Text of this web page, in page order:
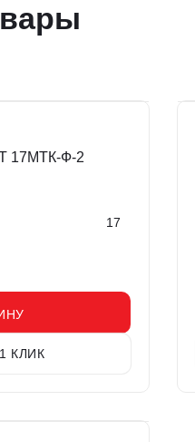
17МТК-Ф-2
17
КЛИК